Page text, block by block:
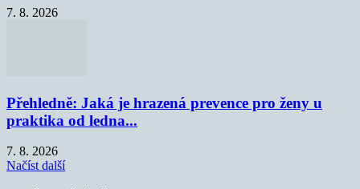
7. 8. 2026
Přehledně: Jaká je hrazená prevence pro ženy u
praktika od ledna...
7. 8. 2026
Načíst další